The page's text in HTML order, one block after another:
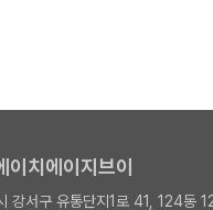
치에이지브이
강서구 유통단지1로 41, 124동